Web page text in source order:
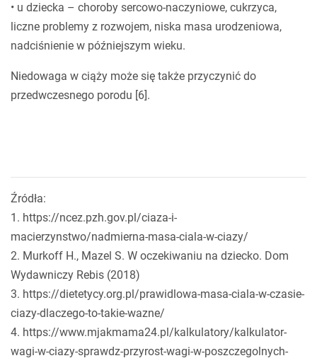
• u dziecka – choroby sercowo-naczyniowe, cukrzyca,
liczne problemy z rozwojem, niska masa urodzeniowa,
nadciśnienie w późniejszym wieku.
Niedowaga w ciąży może się także przyczynić do
przedwczesnego porodu [6].
Źródła:
1. https://ncez.pzh.gov.pl/ciaza-i-
macierzynstwo/nadmierna-masa-ciala-w-ciazy/
2. Murkoff H., Mazel S. W oczekiwaniu na dziecko. Dom
Wydawniczy Rebis (2018)
3. https://dietetycy.org.pl/prawidlowa-masa-ciala-w-czasie-
ciazy-dlaczego-to-takie-wazne/
4. https://www.mjakmama24.pl/kalkulatory/kalkulator-
wagi-w-ciazy-sprawdz-przyrost-wagi-w-poszczegolnych-